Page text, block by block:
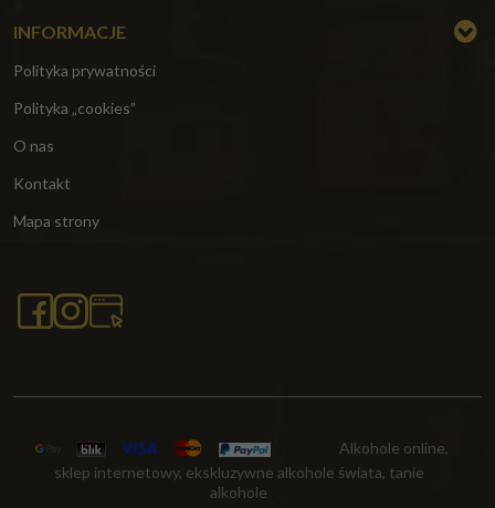
INFORMACJE
Polityka prywatności
Polityka „cookies”
O nas
Kontakt
Mapa strony
Alkohole online,
sklep internetowy, ekskluzywne alkohole świata, tanie
alkohole